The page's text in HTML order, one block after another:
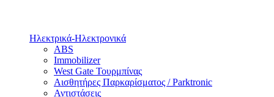
Ηλεκτρικά-Ηλεκτρονικά
ABS
Immobilizer
West Gate Τουρμπίνας
Αισθητήρες Παρκαρίσματος / Parktronic
Αντιστάσεις